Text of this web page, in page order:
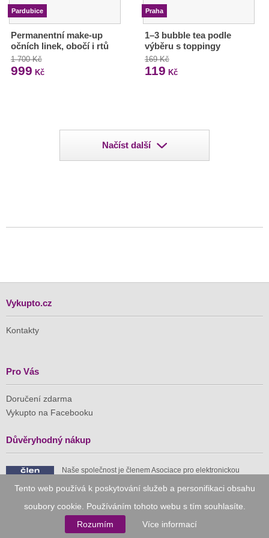
Tento web používá k poskytování služeb a personifikaci obsahu
soubory cookie. Používáním tohoto webu s tím souhlasíte.
Rozumím
Více informací
Pardubice
Permanentní make-up
očních linek, obočí i rtů
1 700 Kč
999 Kč
Praha
1–3 bubble tea podle
výběru s toppingy
169 Kč
119 Kč
Načíst další
Vykupto.cz
Kontakty
Pro Vás
Doručení zdarma
Vykupto na Facebooku
Důvěryhodný nákup
Naše společnost je členem Asociace pro elektronickou